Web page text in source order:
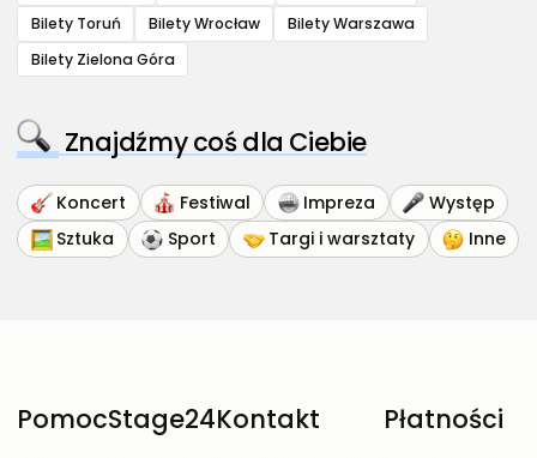
Bilety Toruń
Bilety Wrocław
Bilety Warszawa
Bilety Zielona Góra
Znajdźmy coś dla Ciebie
Koncert Festiwal Impreza
Występ
Sztuka
Sport Targi i warsztaty Inne
PomocStage24Kontakt Płatności